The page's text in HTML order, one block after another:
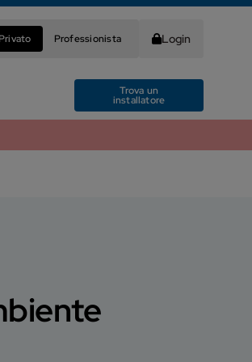
Privato Professionista Login
Trova un
installatore